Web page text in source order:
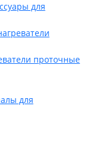
для
проточные
для